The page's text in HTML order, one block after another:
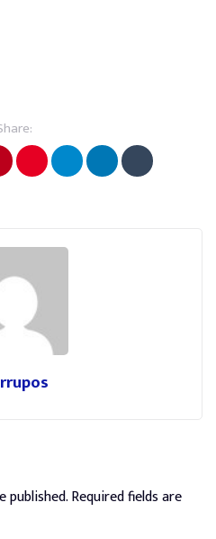
published.Required fields are